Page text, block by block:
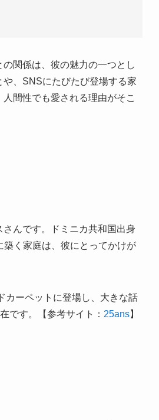
関係は、彼の魅力の一つとし
、SNSにたびたび登場する家
間性でも愛される理由がそこ
んです。ドミニカ共和国出身
く家庭は、彼にとってかけが
カーペットに登場し、大きな話
です。【参考サイト： 25ans】